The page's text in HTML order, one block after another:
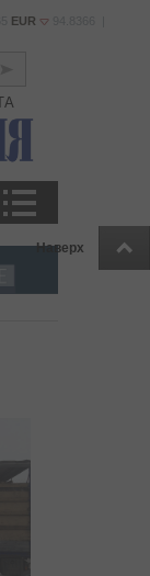
Наверх
EUR